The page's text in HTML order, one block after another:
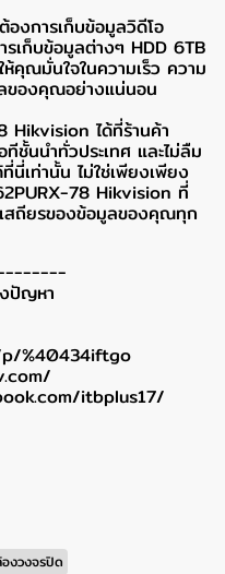
องการเก็บข้อมูลวิดีโอ
เก็บข้อมูลต่างๆ HDD 6TB
คุณมั่นใจในความเร็ว ความ
ของคุณอย่างแน่นอน
Hikvision ได้ที่ร้านค้า
ชั้นนำทั่วประเทศ และไม่ลืม
นี่เท่านั้น ไม่ใช่เพียงเพียง
78 Hikvision ที่
เสถียรของข้อมูลของคุณทุก
ปัญหา
%40434iftgo
itbplus17/
งวงจรปิด